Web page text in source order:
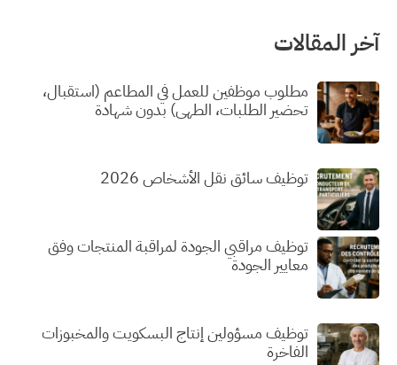
آخر المقالات
مطلوب موظفين للعمل في المطاعم (استقبال،
تحضير الطلبات، الطهي) بدون شهادة
توظيف سائق نقل الأشخاص 2026
توظيف مراقبي الجودة لمراقبة المنتجات وفق
معايير الجودة
توظيف مسؤولين إنتاج البسكويت والمخبوزات
الفاخرة